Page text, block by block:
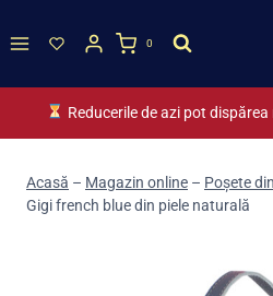
to
0
Reducerile de azi pot
Acasă – Magazin online – Poșete
Gigi french blue din piele naturală